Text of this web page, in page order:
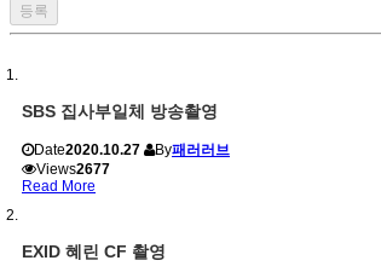
SBS 집사부일체 방송촬영
Date2020.10.27 By패러러브
Views2677
Read More
EXID 혜린 CF 촬영